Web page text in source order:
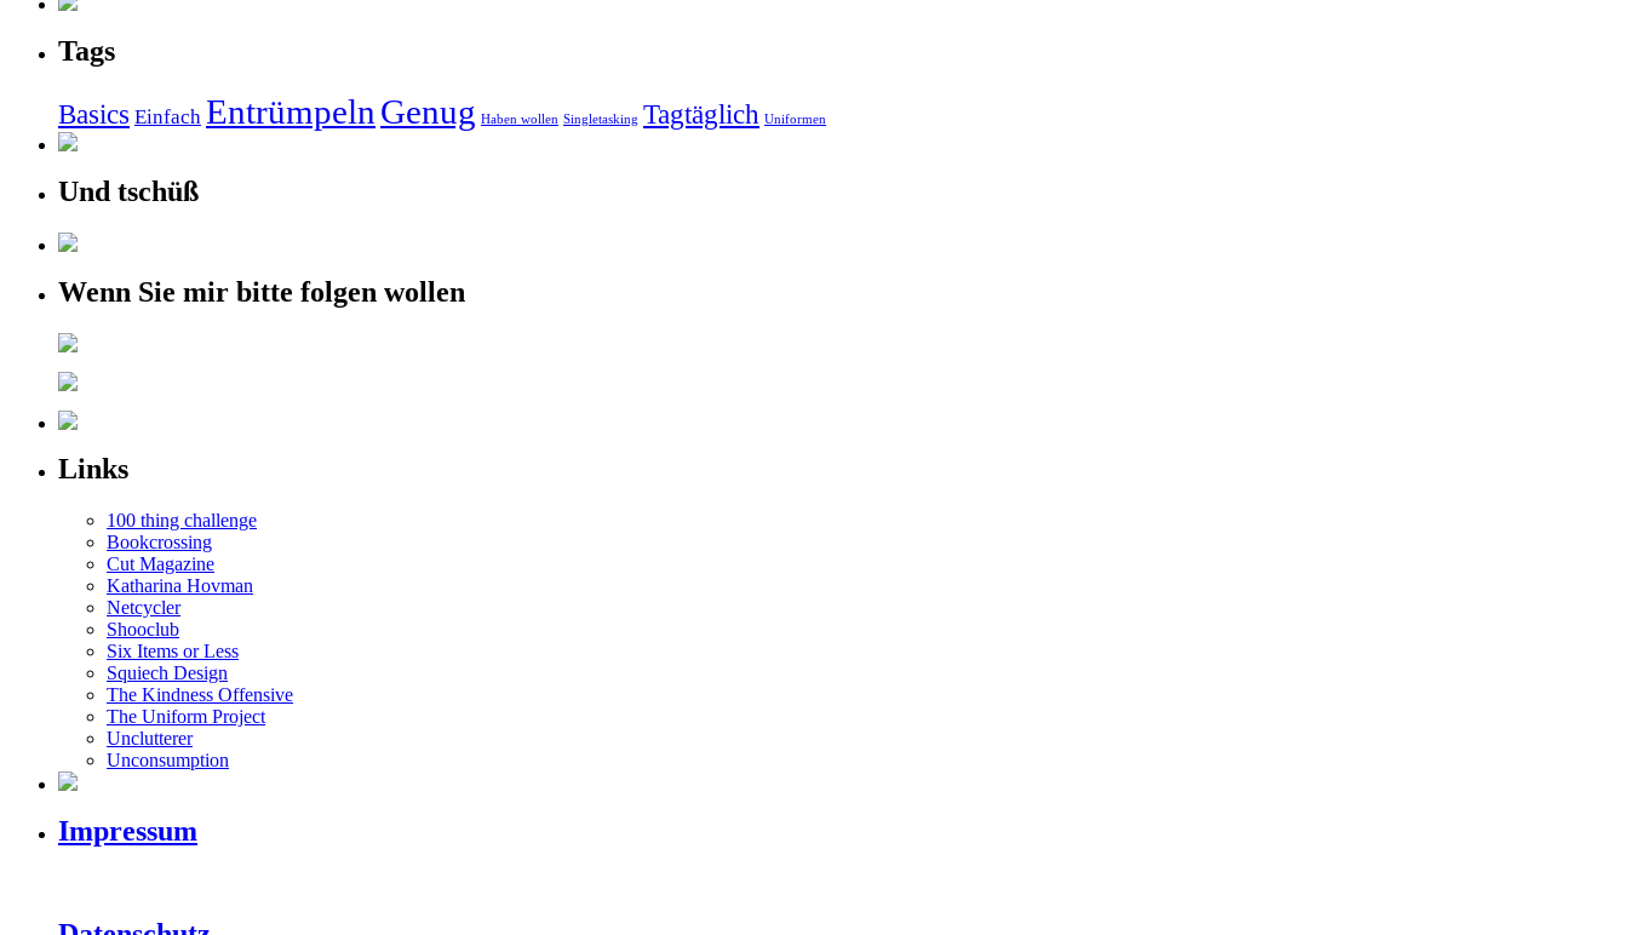
Tags
Basics Einfach Entrümpeln Genug Haben wollen Singletasking Tagtäglich Uniformen
Und tschüß
Wenn Sie mir bitte folgen wollen
Links
100 thing challenge
Bookcrossing
Cut Magazine
Katharina Hovman
Netcycler
Shooclub
Six Items or Less
Squiech Design
The Kindness Offensive
The Uniform Project
Unclutterer
Unconsumption
Impressum